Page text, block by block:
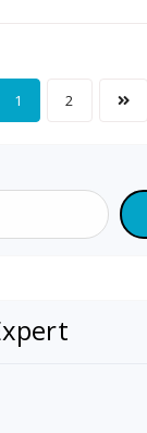
1 2